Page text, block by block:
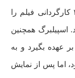
و به بردلی کوپر اجازه داد تا در می ۲۰۱۸ کارگردانی فیلم را
اسپیلبرگ همچنین
عهده بگیرد و به
اما پس از نمایش